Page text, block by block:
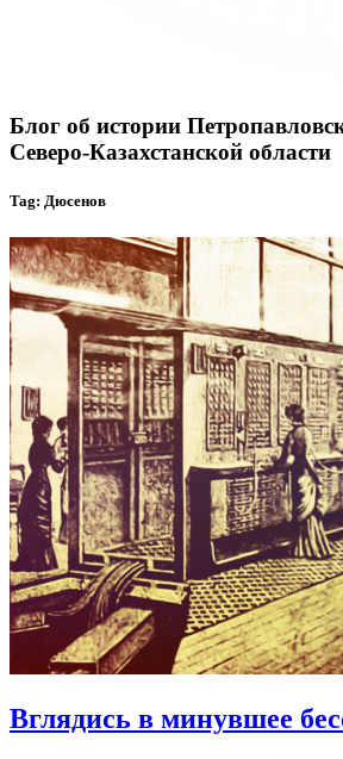
Блог об истории
Северо-Казахстанской области
Tag: Дюсенов
Вглядись в минувшее